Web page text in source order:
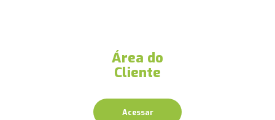
Área do
Cliente
Acessar